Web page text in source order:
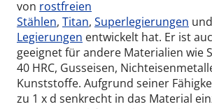
von rostfreien
Stählen, Titan, Superlegierungen und
Legierungen entwickelt hat. Er ist
geeignet für andere Materialien wie
40 HRC, Gusseisen,
Kunststoffe. Aufgrund seiner
zu 1 x d senkrecht in das Material